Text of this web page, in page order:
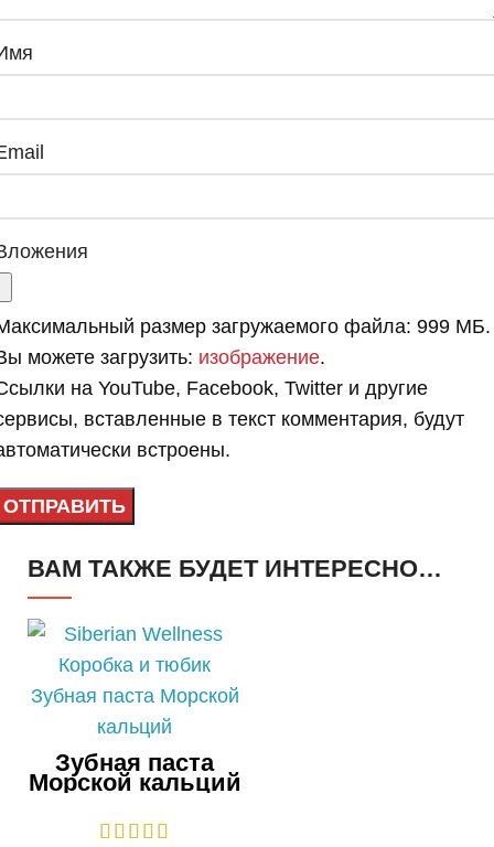
размер загружаемого файла: 999 МБ.
можете загрузить: изображение.
на YouTube, Facebook, Twitter и другие
вставленные в текст комментария, будут
встроены.
ВАМ ТАКЖЕ БУДЕТ ИНТЕРЕСНО…
Зубная паста
Морской кальций